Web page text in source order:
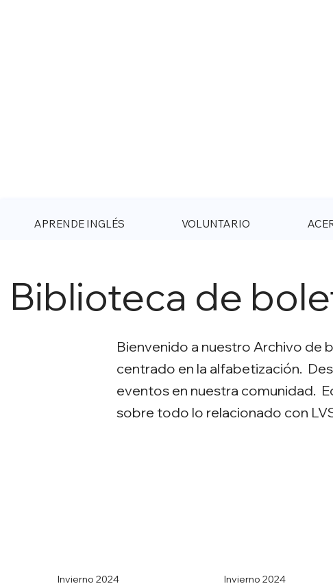
APRENDE INGLÉS VOLUNTARIO
Biblioteca de
Bienvenido a nuestro Archivo de
centrado en la alfabetización.
eventos en nuestra comunidad.
sobre todo lo relacionado con
Invierno 2024 Invierno 2024